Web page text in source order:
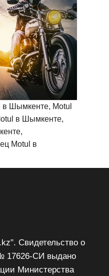
Шымкенте, Motul
в Шымкенте,
Motul в
Свидетельство о
17626-СИ выдано
Министерства